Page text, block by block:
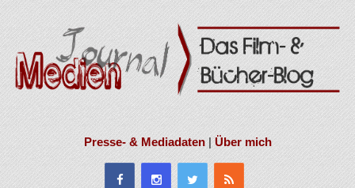
Presse- & Mediadaten|Über mich